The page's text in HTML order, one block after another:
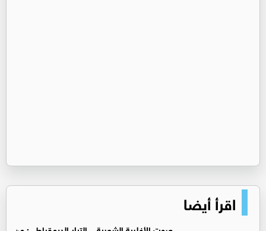
اقرأ أيضا